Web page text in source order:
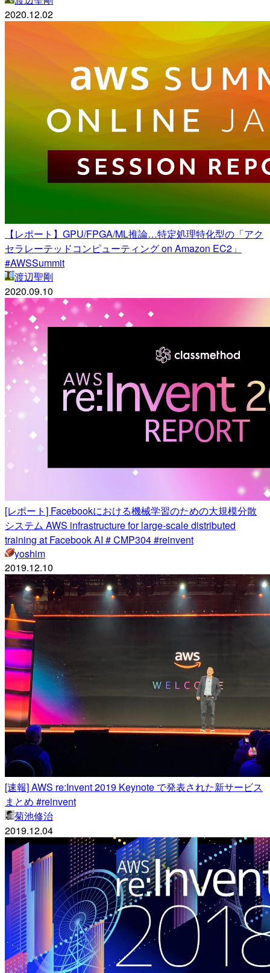
2020.12.02
【レポート】GPU/FPGA/ML推論…特定処理特化型の「アク
セラレーテッドコンピューティング on Amazon EC2」
#AWSSummit
渡辺聖剛
2020.09.10
[レポート] Facebookにおける機械学習のための大規模分散
システム AWS infrastructure for large-scale distributed
training at Facebook AI # CMP304 #reinvent
yoshim
2019.12.10
[速報] AWS re:Invent 2019 Keynote で発表された新サービス
まとめ #reinvent
菊池修治
2019.12.04